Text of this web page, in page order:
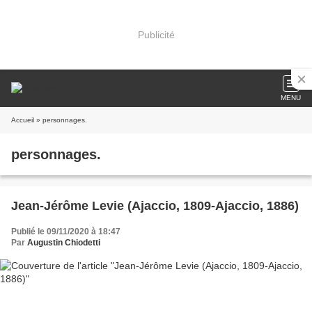
Publicité
MENU
Accueil » personnages.
personnages.
Jean-Jérôme Levie (Ajaccio, 1809-Ajaccio, 1886)
Publié le 09/11/2020 à 18:47
Par Augustin Chiodetti